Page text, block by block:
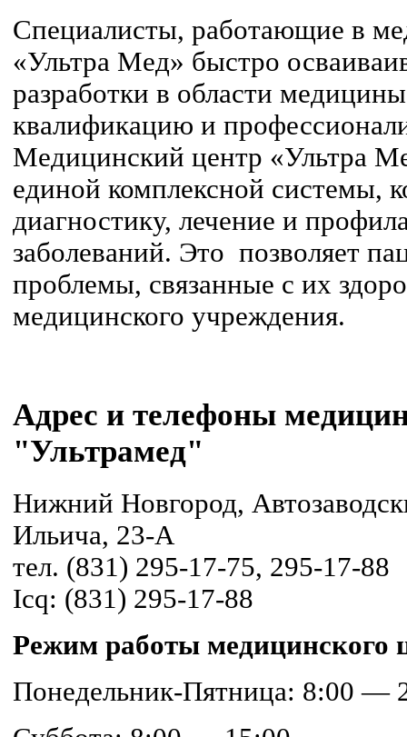
Специалисты, работающие в
«Ультра Мед» быстро
разработки в области
квалификацию и
Медицинский центр «Ультра
единой комплексной системы,
диагностику, лечение и
заболеваний. Это позволяет
проблемы, связанные с их
медицинского учреждения.
Адрес и телефоны
"Ультрамед"
Нижний Новгород,
Ильича, 23-А
тел. (831) 295-17-75, 295-17-88
Icq: (831) 295-17-88
Режим работы медицинского
Понедельник-Пятница: 8:00 —